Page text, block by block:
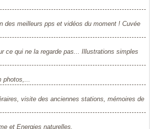
des meilleurs pps et vidéos du moment ! Cuvée
ce qui ne la regarde pas... Illustrations simples
photos,...
visite des anciennes stations, mémoires de
et Energies naturelles.